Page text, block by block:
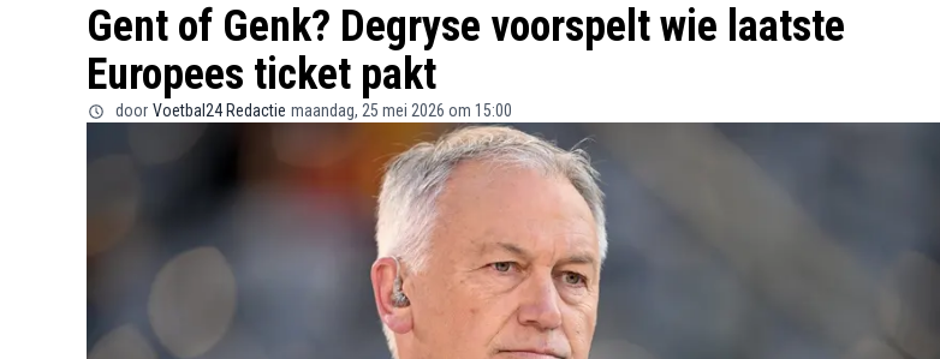
Gent of Genk? Degryse voorspelt wie laatste
Europees ticket pakt
door Voetbal24 Redactie maandag, 25 mei 2026 om 15:00